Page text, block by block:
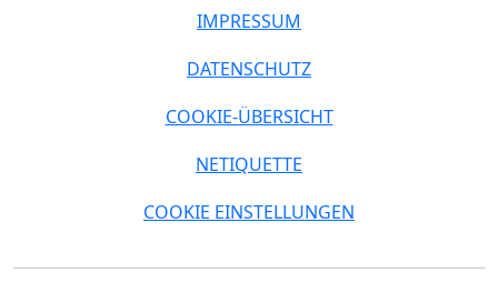
IMPRESSUM
DATENSCHUTZ
COOKIE-ÜBERSICHT
NETIQUETTE
COOKIE EINSTELLUNGEN